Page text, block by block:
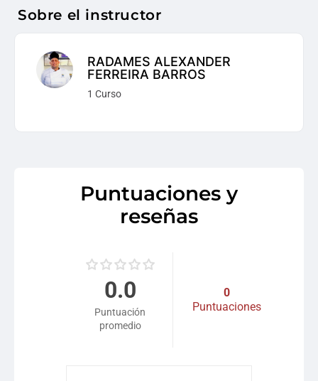
Sobre el instructor
RADAMES ALEXANDER
FERREIRA BARROS
1 Curso
Puntuaciones y
reseñas
0.0
Puntuación
promedio
0
Puntuaciones